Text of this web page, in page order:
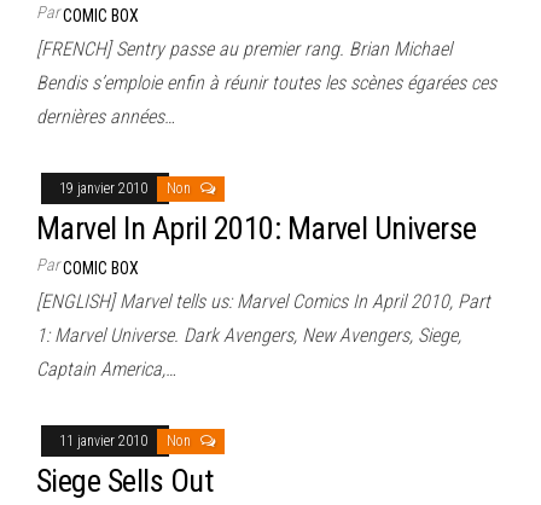
ParCOMIC BOX
[FRENCH] Sentry passe au premier rang. Brian Michael
Bendis s’emploie enfin à réunir toutes les scènes égarées ces
dernières années…
19 janvier 2010 Non
Marvel In April 2010: Marvel Universe
ParCOMIC BOX
[ENGLISH] Marvel tells us: Marvel Comics In April 2010, Part
1: Marvel Universe. Dark Avengers, New Avengers, Siege,
Captain America,…
11 janvier 2010 Non
Siege Sells Out